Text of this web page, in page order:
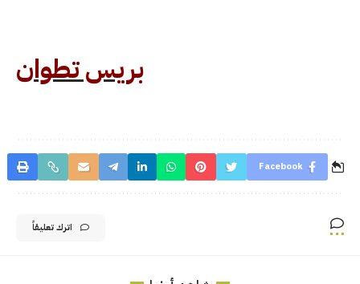
بريس تطوان
Facebook
اترك تعليقاً